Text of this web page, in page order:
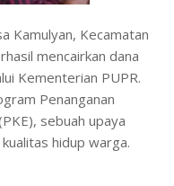
Kamulyan, Kecamatan
mencairkan dana
Kementerian PUPR.
Penanganan
sebuah upaya
hidup warga.